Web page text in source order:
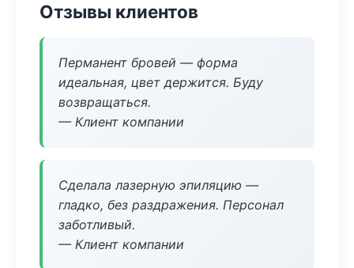
Отзывы клиентов
Перманент бровей — форма
идеальная, цвет держится. Буду
возвращаться.
— Клиент компании
Сделала лазерную эпиляцию —
гладко, без раздражения. Персонал
заботливый.
— Клиент компании